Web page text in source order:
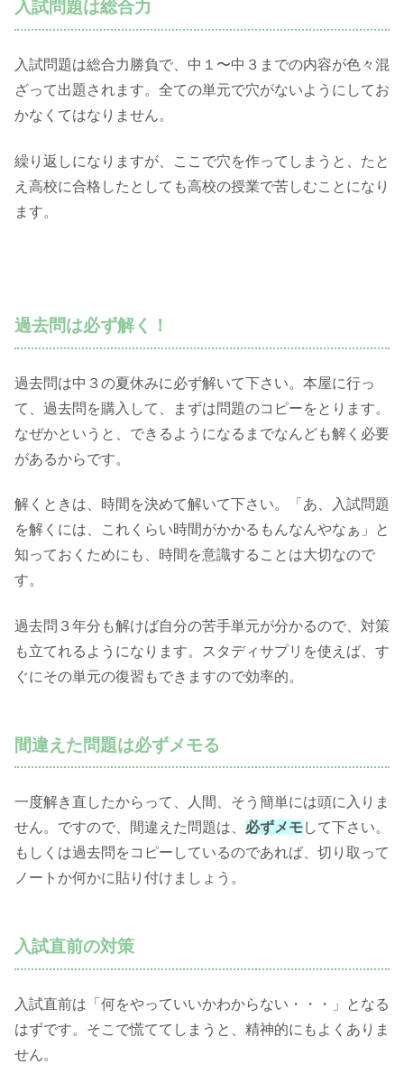
入試問題は総合力
入試問題は総合力勝負で、中１〜中３までの内容が色々混
ざって出題されます。全ての単元で穴がないようにしてお
かなくてはなりません。
繰り返しになりますが、ここで穴を作ってしまうと、たと
え高校に合格したとしても高校の授業で苦しむことになり
ます。
過去問は必ず解く！
過去問は中３の夏休みに必ず解いて下さい。本屋に行っ
て、過去問を購入して、まずは問題のコピーをとります。
なぜかというと、できるようになるまでなんども解く必要
があるからです。
解くときは、時間を決めて解いて下さい。「あ、入試問題
を解くには、これくらい時間がかかるもんなんやなぁ」と
知っておくためにも、時間を意識することは大切なので
す。
過去問３年分も解けば自分の苦手単元が分かるので、対策
も立てれるようになります。スタディサプリを使えば、す
ぐにその単元の復習もできますので効率的。
間違えた問題は必ずメモる
一度解き直したからって、人間、そう簡単には頭に入りま
せん。ですので、間違えた問題は、 必ずメモして下さい。
もしくは過去問をコピーしているのであれば、切り取って
ノートか何かに貼り付けましょう。
入試直前の対策
入試直前は「何をやっていいかわからない・・・」となる
はずです。そこで慌ててしまうと、精神的にもよくありま
せん。